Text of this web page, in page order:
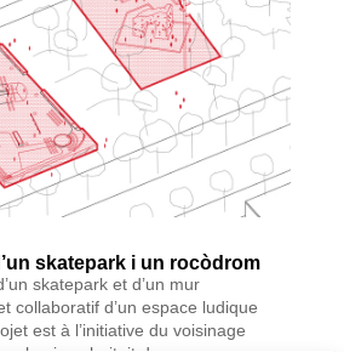
skatepark i un rocòdrom
skatepark et d’un mur
collaboratif d’un espace ludique
est à l’initiative du voisinage